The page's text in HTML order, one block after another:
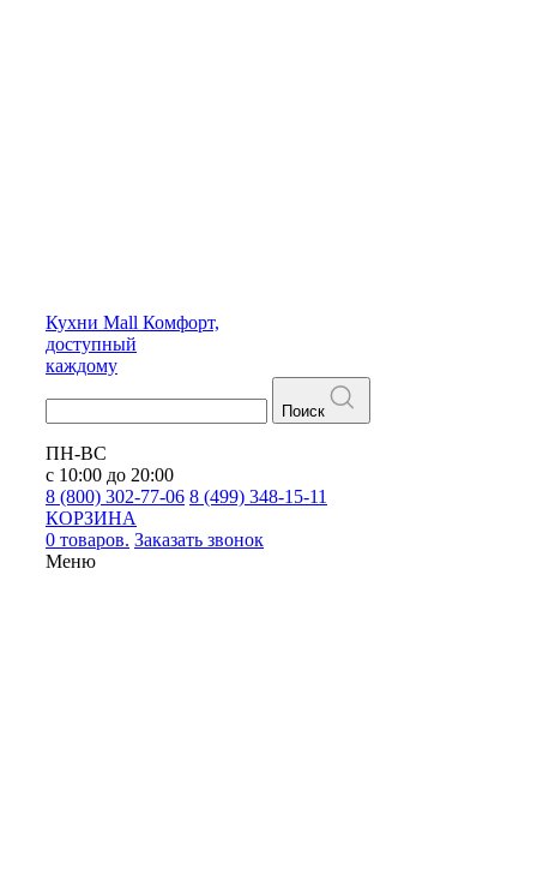
Кухни Mall Комфорт,
доступный
каждому
Поиск
ПН-ВС
с 10:00 до 20:00
8 (800) 302-77-06 8 (499) 348-15-11
КОРЗИНА
0 товаров. Заказать звонок
Меню